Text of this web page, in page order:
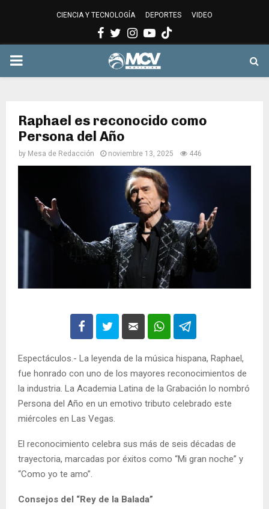
CIENCIA Y TECNOLOGÍA DEPORTES VIDEO
Facebook
Twitter
Instagram
Youtube
PRIMARY
Raphael es reconocido como
Persona del Año
by Mesa de Redacción noviembre 13, 2025 446
Espectáculos.- La leyenda de la música hispana, Raphael,
fue honrado con uno de los mayores reconocimientos de
la industria. La Academia Latina de la Grabación lo nombró
Persona del Año en un emotivo tributo celebrado este
miércoles en Las Vegas.
El reconocimiento celebra sus más de seis décadas de
trayectoria, marcadas por éxitos como “Mi gran noche” y
“Como yo te amo”.
Consejos del “Rey de la Balada”